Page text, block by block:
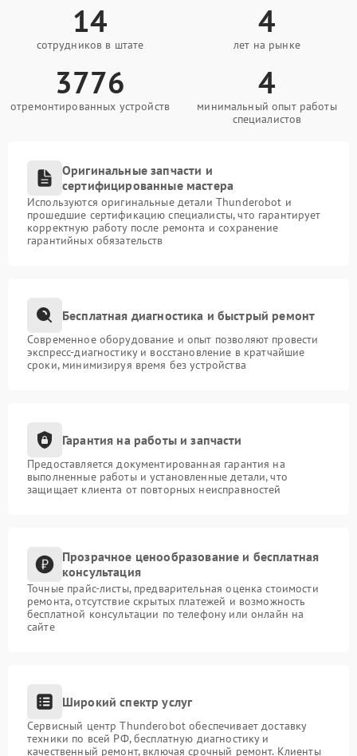
14
сотрудников в штате
4
лет на рынке
3776
отремонтированных устройств
4
минимальный опыт работы
специалистов
Оригинальные запчасти и
сертифицированные мастера
Используются оригинальные детали Thunderobot и
прошедшие сертификацию специалисты, что гарантирует
корректную работу после ремонта и сохранение
гарантийных обязательств
Бесплатная диагностика и быстрый ремонт
Современное оборудование и опыт позволяют провести
экспресс-диагностику и восстановление в кратчайшие
сроки, минимизируя время без устройства
Гарантия на работы и запчасти
Предоставляется документированная гарантия на
выполненные работы и установленные детали, что
защищает клиента от повторных неисправностей
Прозрачное ценообразование и бесплатная
консультация
Точные прайс-листы, предварительная оценка стоимости
ремонта, отсутствие скрытых платежей и возможность
бесплатной консультации по телефону или онлайн на
сайте
Широкий спектр услуг
Сервисный центр Thunderobot обеспечивает доставку
техники по всей РФ, бесплатную диагностику и
качественный ремонт, включая срочный ремонт. Клиенты